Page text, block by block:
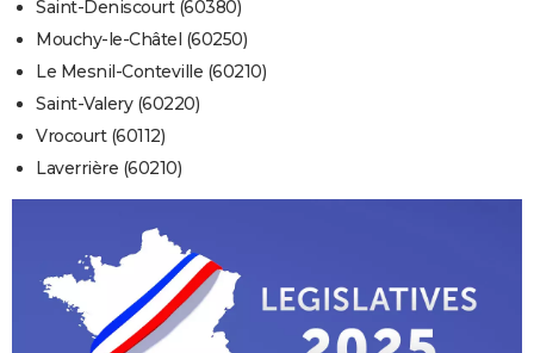
Saint-Deniscourt (60380)
Mouchy-le-Châtel (60250)
Le Mesnil-Conteville (60210)
Saint-Valery (60220)
Vrocourt (60112)
Laverrière (60210)